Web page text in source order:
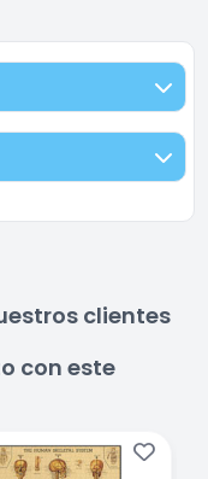
clientes
con este